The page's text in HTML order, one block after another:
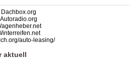
Dachbox.org
Autoradio.org
auto-leasing/
aktuell